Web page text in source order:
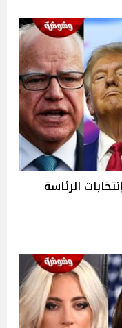
الرئاسة